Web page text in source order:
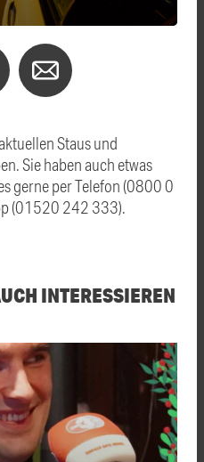
Staus und
Sie haben auch etwas
gerne per Telefon (0800 0
(01520 242 333).
INTERESSIEREN